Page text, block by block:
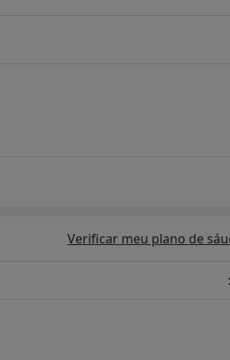
Verificar meu plano de